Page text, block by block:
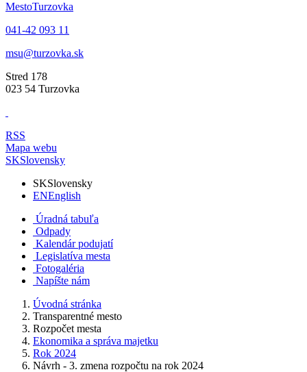
MestoTurzovka
041-42 093 11
msu@turzovka.sk
Stred 178
023 54 Turzovka
RSS
Mapa webu
SKSlovensky
SKSlovensky
ENEnglish
Úradná tabuľa
Odpady
Kalendár podujatí
Legislatíva mesta
Fotogaléria
Napíšte nám
Úvodná stránka
Transparentné mesto
Rozpočet mesta
Ekonomika a správa majetku
Rok 2024
Návrh - 3. zmena rozpočtu na rok 2024